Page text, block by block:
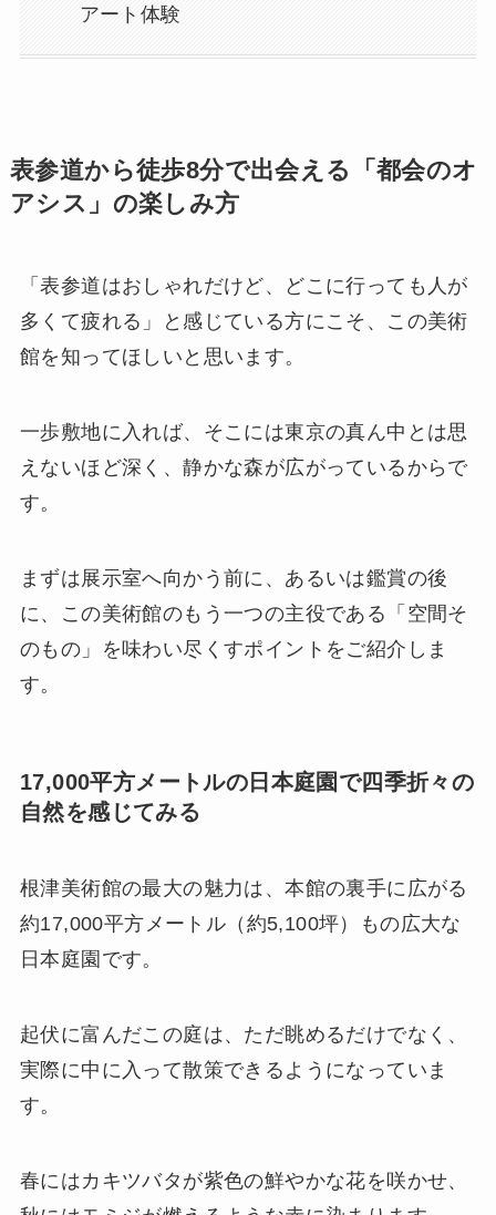
アート体験
表参道から徒歩8分で出会える「都会のオ
アシス」の楽しみ方
「表参道はおしゃれだけど、どこに行っても人が
多くて疲れる」と感じている方にこそ、この美術
館を知ってほしいと思います。
一歩敷地に入れば、そこには東京の真ん中とは思
えないほど深く、静かな森が広がっているからで
す。
まずは展示室へ向かう前に、あるいは鑑賞の後
に、この美術館のもう一つの主役である「空間そ
のもの」を味わい尽くすポイントをご紹介しま
す。
17,000平方メートルの日本庭園で四季折々の
自然を感じてみる
根津美術館の最大の魅力は、本館の裏手に広がる
約17,000平方メートル（約5,100坪）もの広大な
日本庭園です。
起伏に富んだこの庭は、ただ眺めるだけでなく、
実際に中に入って散策できるようになっていま
す。
春にはカキツバタが紫色の鮮やかな花を咲かせ、